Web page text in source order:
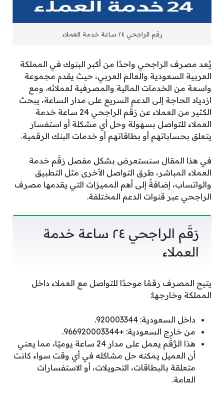
رقم الراجحي ٢٤ ساعة خدمة العملاء
يُعد مصرف الراجحي واحدًا من أكبر البنوك في المملكة
العربية السعودية والعالم العربي، حيث يقدم مجموعة
واسعة من الخدمات المالية والمصرفية لعملائه. ومع
ازدياد الحاجة إلى الدعم السريع على مدار الساعة، يبحث
الكثير من العملاء عن رَقَم الراجحي 24 ساعة خدمة
العملاء للتواصل بسهولة وحل أي مشكلة أو استفسار
يتعلق بحساباتهم أو بطاقاتهم أو خدمات البنك الرقمية.
في هذا المقال سنستعرض بشكل مفصل رَقَم خدمة
العملاء المباشر، طرق التواصل الأخرى مثل التطبيق
والواتساب، إضافةً إلى أهم المميزات التي يقدمها مصرف
الراجحي عبر قنوات الدعم المختلفة.
رَقَم الراجحي ٢٤ ساعة خدمة
العملاء
يتيح المصرف رقمًا موحدًا للتواصل مع العملاء داخل
المملكة وخارجها:
داخل السعودية: 920003344.
من خارج السعودية: +966920003344.
هذا الرَّقَم يعمل على مدار 24 ساعة يوميًا، مما يعني
أن العميل يمكنه حل مشاكله في أي وقت سواء كانت
متعلقة بالبطاقات، التحويلات، أو الاستفسارات
العامة.